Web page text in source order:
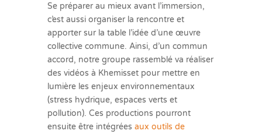
Se préparer au mieux avant l’immersion,
c’est aussi organiser la rencontre et
apporter sur la table l’idée d’une œuvre
collective commune. Ainsi, d’un commun
accord, notre groupe rassemblé va réaliser
des vidéos à Khemisset pour mettre en
lumière les enjeux environnementaux
(stress hydrique, espaces verts et
pollution). Ces productions pourront
ensuite être intégrées aux outils de